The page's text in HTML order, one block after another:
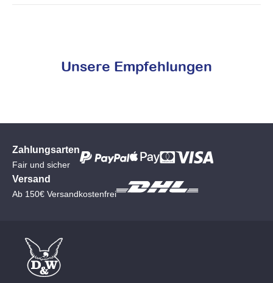
Unsere Empfehlungen
Zahlungsarten
Fair und sicher
Versand
Ab 150€ Versandkostenfrei